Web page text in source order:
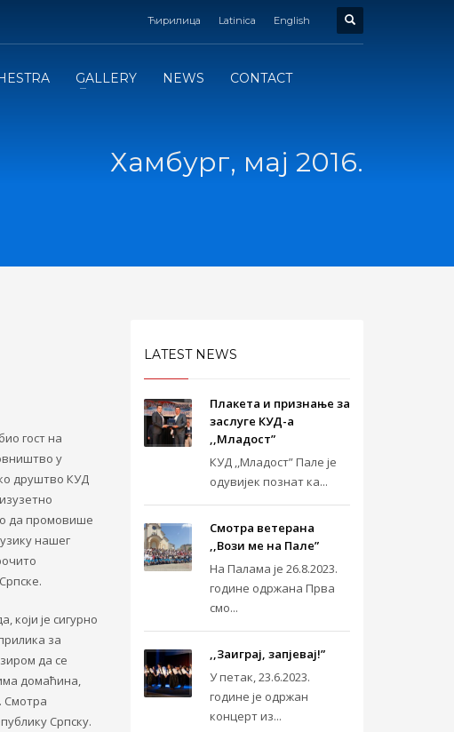
Ћирилица Latinica English
GALLERY NEWS CONTACT
Хамбург, мај 2016.
гост на
у
друштво КУД
да промовише
нашег
који је сигурно
за
да се
домаћина,
Смотра
Српску.
LATEST NEWS
Плакета и признање за
заслуге КУД-а
,,Младост”
КУД ,,Младост” Пале је
одувијек познат ка...
Смотра ветерана
,,Вози ме на Пале”
На Палама је 26.8.2023.
године одржана Прва
смо...
,,Заиграј, запјевај!”
У петак, 23.6.2023.
године је одржан
концерт из...